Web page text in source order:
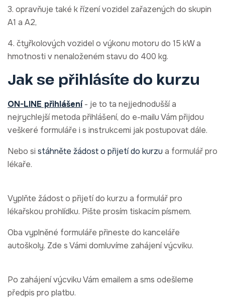
3. opravňuje také k řízení vozidel zařazených do skupin
A1 a A2,
4. čtyřkolových vozidel o výkonu motoru do 15 kW a
hmotnosti v nenaloženém stavu do 400 kg.
Jak se přihlásíte do kurzu
ON-LINE přihlášení- je to ta nejjednodušší a
nejrychlejší metoda přihlášení, do e-mailu Vám přijdou
veškeré formuláře i s instrukcemi jak postupovat dále.
Nebo si stáhněte žádost o přijetí do kurzu a formulář pro
lékaře.
Vyplňte žádost o přijetí do kurzu a formulář pro
lékařskou prohlídku. Pište prosím tiskacím písmem.
Oba vyplněné formuláře přineste do kanceláře
autoškoly. Zde s Vámi domluvíme zahájení výcviku.
Po zahájení výcviku Vám emailem a sms odešleme
předpis pro platbu.